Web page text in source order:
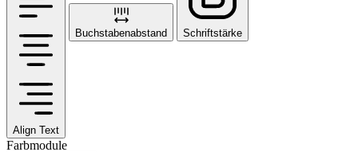
Align Text
Buchstabenabstand Schriftstärke
Farbmodule